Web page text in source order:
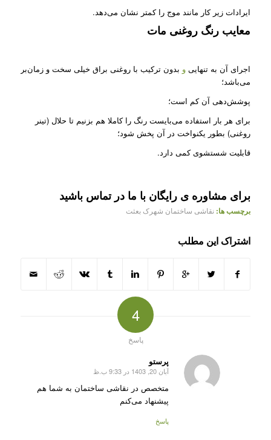
ایرادات زیر کار مانند موج را کمتر نشان می‌دهد.
معایب رنگ روغنی مات
اجرای آن به تنهاییو بدون ترکیب با روغنی براق خیلی سخت و زمان‌بر
می‌باشد؛
پوشش‌دهی آن کم است؛
برای هر بار استفاده می‌بایست رنگ را کاملا هم بزنیم تا حلال (تینر
روغنی) بطور یکنواخت در آن پخش شود؛
قابلیت شستشوی کمی دارد.
برای مشاوره ی رایگان با ما در تماس باشید
برچسب ها: نقاشی ساختمان شهرک بعثت
اشتراک این مطلب
4
پاسخ
پرستو
گفته:آبان 20, 1403 در 9:33 ب.ظ
متخصص در نقاشی ساختمان به شما هم
پیشنهاد می‌کنم
پاسخ